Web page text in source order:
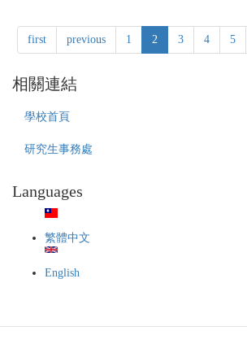
國
醫
藥
大
學
學
113
年
度
物
學
first previous 1 2 3 4 5
相關連結
學校首頁
研究生事務處
Languages
繁體中文
English